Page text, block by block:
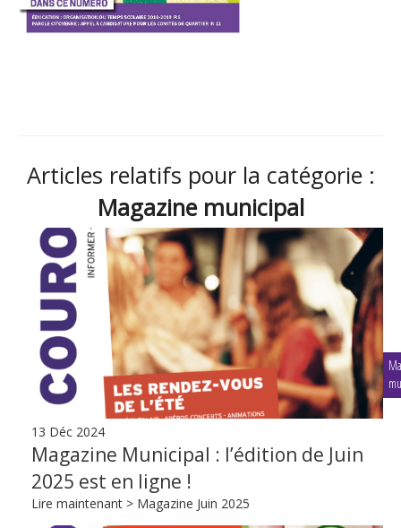
Articles relatifs pour la catégorie :
Magazine municipal
13 Déc 2024
Magazine Municipal : l’édition de Juin
2025 est en ligne !
Lire maintenant > Magazine Juin 2025